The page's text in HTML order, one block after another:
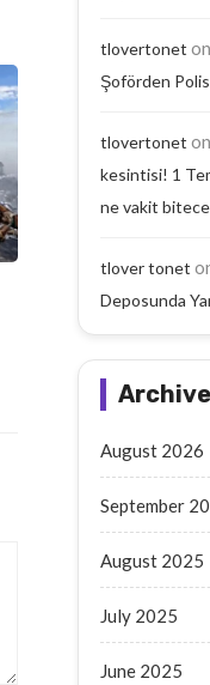
Aksaray’da
September
tlovertonet on
Şoförden
tlovertonet on
kesintisi! 1
ne vakit
tlover tonet
Deposunda
August 2026
September
August 2025
July 2025
June 2025